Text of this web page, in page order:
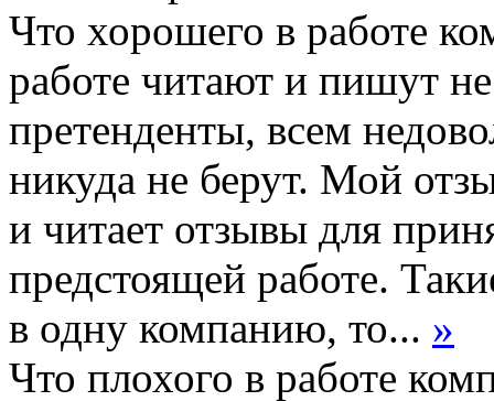
Что хорошего в работе
работе читают и пишут
претенденты, всем
никуда не берут. Мой
и читает отзывы для
предстоящей работе.
в одну компанию, то... »
Что плохого в работе